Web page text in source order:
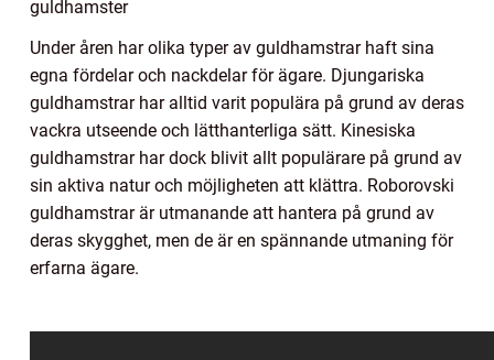
guldhamster
Under åren har olika typer av guldhamstrar haft sina
egna fördelar och nackdelar för ägare. Djungariska
guldhamstrar har alltid varit populära på grund av deras
vackra utseende och lätthanterliga sätt. Kinesiska
guldhamstrar har dock blivit allt populärare på grund av
sin aktiva natur och möjligheten att klättra. Roborovski
guldhamstrar är utmanande att hantera på grund av
deras skygghet, men de är en spännande utmaning för
erfarna ägare.